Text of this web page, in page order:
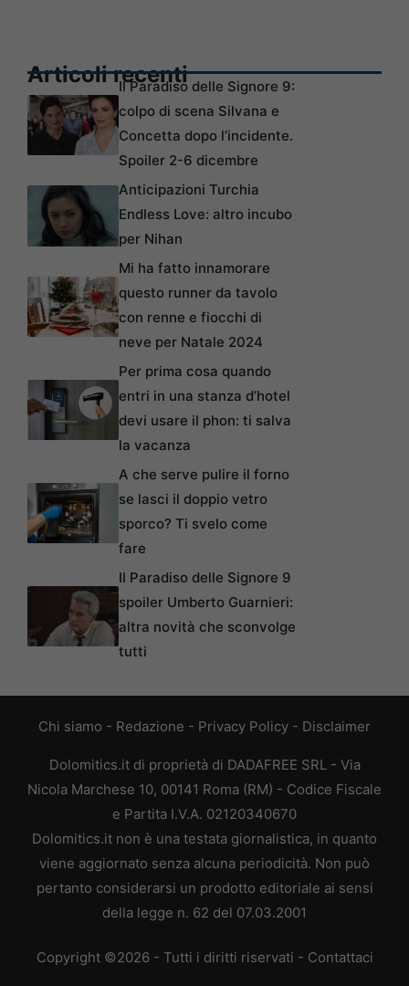
Articoli recentiIl Paradiso delle Signore 9:
colpo di scena Silvana e
Concetta dopo l’incidente.
Spoiler 2-6 dicembre
Anticipazioni Turchia
Endless Love: altro incubo
per Nihan
Mi ha fatto innamorare
questo runner da tavolo
con renne e fiocchi di
neve per Natale 2024
Per prima cosa quando
entri in una stanza d’hotel
devi usare il phon: ti salva
la vacanza
A che serve pulire il forno
se lasci il doppio vetro
sporco? Ti svelo come
fare
Il Paradiso delle Signore 9
spoiler Umberto Guarnieri:
altra novità che sconvolge
tutti
Chi siamo - Redazione - Privacy Policy - Disclaimer
Dolomitics.it di proprietà di DADAFREE SRL - Via
Nicola Marchese 10, 00141 Roma (RM) - Codice Fiscale
e Partita I.V.A. 02120340670
Dolomitics.it non è una testata giornalistica, in quanto
viene aggiornato senza alcuna periodicità. Non può
pertanto considerarsi un prodotto editoriale ai sensi
della legge n. 62 del 07.03.2001
Copyright ©2026 - Tutti i diritti riservati - Contattaci